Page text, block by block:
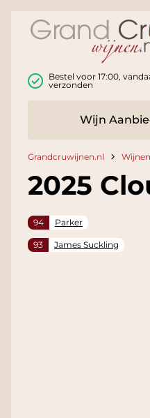
Bestel voor 17:00,
verzonden
Wijn
Grandcruwijnen.nl Wijnen
2025
94 Parker
93 James Suckling